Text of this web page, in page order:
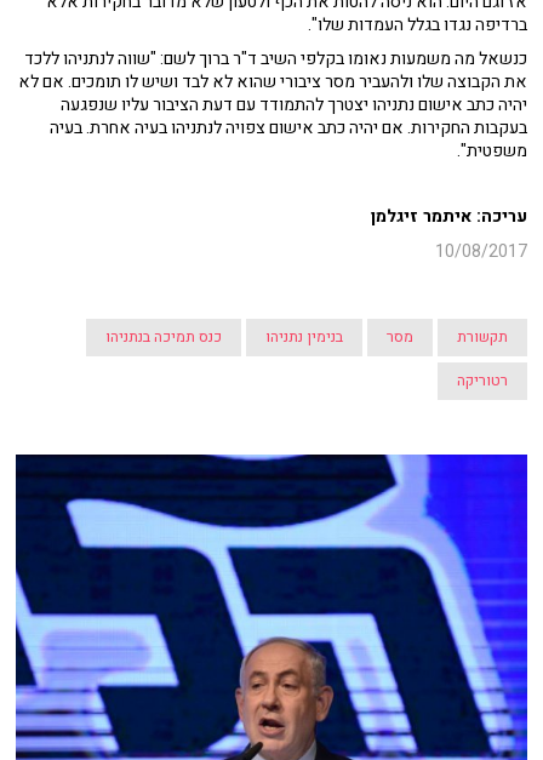
ברדיפה נגדו בגלל העמדות שלו".
כנשאל מה משמעות נאומו בקלפי השיב ד"ר ברוך לשם: "שווה לנתניהו ללכד
את הקבוצה שלו ולהעביר מסר ציבורי שהוא לא לבד ושיש לו תומכים. אם לא
יהיה כתב אישום נתניהו יצטרך להתמודד עם דעת הציבור עליו שנפגעה
בעקבות החקירות. אם יהיה כתב אישום צפויה לנתניהו בעיה אחרת. בעיה
משפטית".
עריכה: איתמר זיגלמן
10/08/2017
תקשורת מסר בנימין נתניהו
כנס תמיכה בנתניהו
רטוריקה